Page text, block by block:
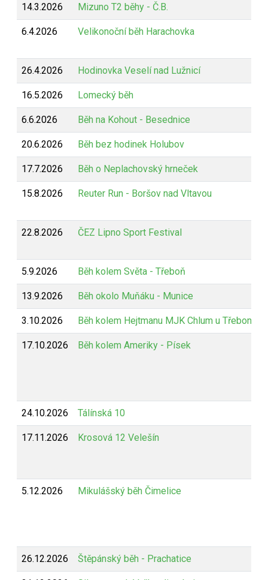
14.3.2026 Mizuno T2 běhy - Č.B.
6.4.2026 Velikonoční běh Harachovka
26.4.2026 Hodinovka Veselí nad Lužnicí
16.5.2026 Lomecký běh
6.6.2026 Běh na Kohout - Besednice
20.6.2026 Běh bez hodinek Holubov
17.7.2026 Běh o Neplachovský hrneček
15.8.2026 Reuter Run - Boršov nad Vltavou
22.8.2026 ČEZ Lipno Sport Festival
5.9.2026 Běh kolem Světa - Třeboň
13.9.2026 Běh okolo Muňáku - Munice
3.10.2026 Běh kolem Hejtmanu MJK Chlum u Třeboně
17.10.2026 Běh kolem Ameriky - Písek
24.10.2026 Tálínská 10
17.11.2026 Krosová 12 Velešín
5.12.2026 Mikulášský běh Čimelice
26.12.2026 Štěpánský běh - Prachatice